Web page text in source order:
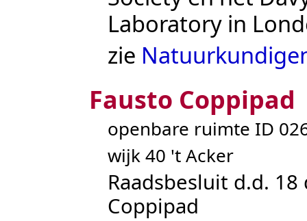
Laboratory in
zie
Fausto Coppipad
openbare ruimte ID
wijk 40 't Acker
Raadsbesluit d.d.
Coppipad